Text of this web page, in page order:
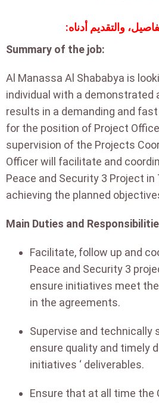
والتقديم أدناه:
Summary of the job:
Al Manassa Al Shababya is
individual with a demonstrated
results in a demanding and
for the position of Project
supervision of the Projects
Officer will facilitate and
Peace and Security 3 Project in
achieving the planned
Main Duties and
Facilitate, follow up and
Peace and Security 3
ensure initiatives meet
in the agreements.
Supervise and technically
ensure quality and timely
initiatives ‘ deliverables.
Ensure that at all time the